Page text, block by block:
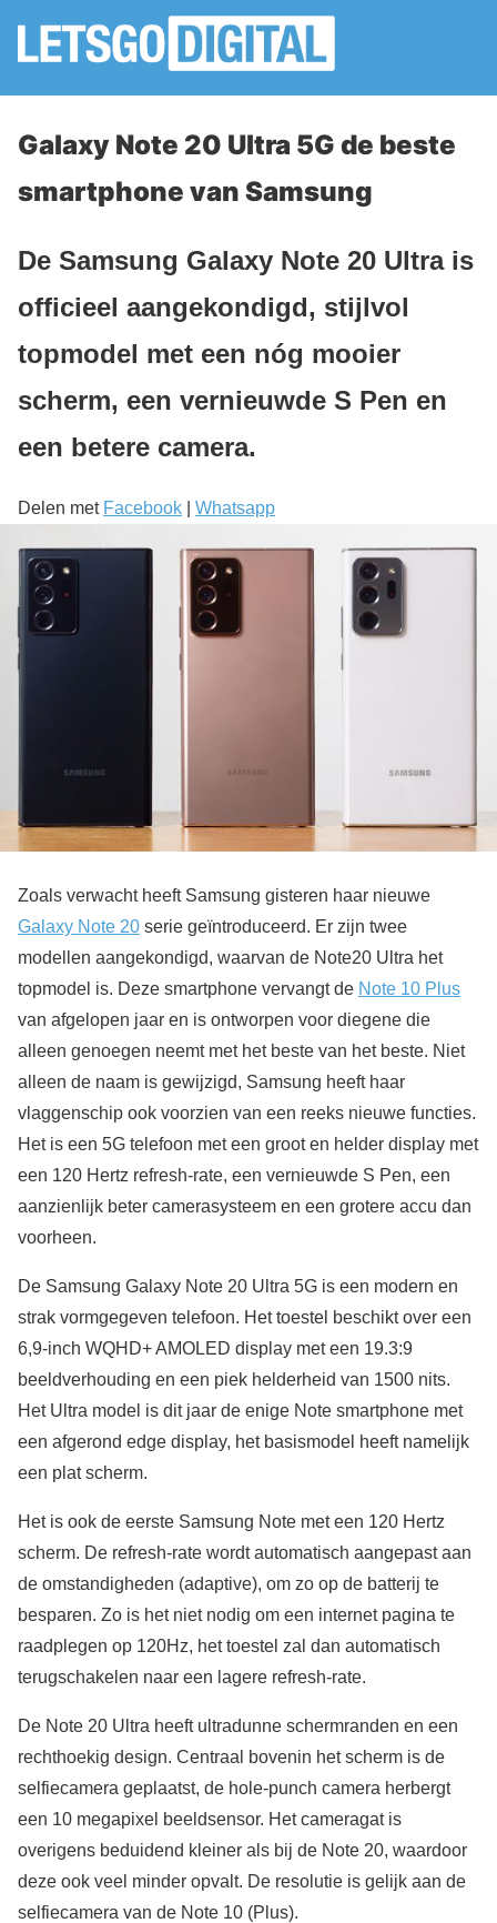
Galaxy Note 20 Ultra 5G de beste
smartphone van Samsung
De Samsung Galaxy Note 20 Ultra is
officieel aangekondigd, stijlvol
topmodel met een nóg mooier
scherm, een vernieuwde S Pen en
een betere camera.
Delen met Facebook Whatsapp
Zoals verwacht heeft Samsung gisteren haar nieuwe
Galaxy Note 20 serie geïntroduceerd. Er zijn twee
modellen aangekondigd, waarvan de Note20 Ultra het
topmodel is. Deze smartphone vervangt de Note 10 Plus
van afgelopen jaar en is ontworpen voor diegene die
alleen genoegen neemt met het beste van het beste. Niet
alleen de naam is gewijzigd, Samsung heeft haar
vlaggenschip ook voorzien van een reeks nieuwe functies.
Het is een 5G telefoon met een groot en helder display met
een 120 Hertz refresh-rate, een vernieuwde S Pen, een
aanzienlijk beter camerasysteem en een grotere accu dan
voorheen.
De Samsung Galaxy Note 20 Ultra 5G is een modern en
strak vormgegeven telefoon. Het toestel beschikt over een
6,9-inch WQHD+ AMOLED display met een 19.3:9
beeldverhouding en een piek helderheid van 1500 nits.
Het Ultra model is dit jaar de enige Note smartphone met
een afgerond edge display, het basismodel heeft namelijk
een plat scherm.
Het is ook de eerste Samsung Note met een 120 Hertz
scherm. De refresh-rate wordt automatisch aangepast aan
de omstandigheden (adaptive), om zo op de batterij te
besparen. Zo is het niet nodig om een internet pagina te
raadplegen op 120Hz, het toestel zal dan automatisch
terugschakelen naar een lagere refresh-rate.
De Note 20 Ultra heeft ultradunne schermranden en een
rechthoekig design. Centraal bovenin het scherm is de
selfiecamera geplaatst, de hole-punch camera herbergt
een 10 megapixel beeldsensor. Het cameragat is
overigens beduidend kleiner als bij de Note 20, waardoor
deze ook veel minder opvalt. De resolutie is gelijk aan de
selfiecamera van de Note 10 (Plus).